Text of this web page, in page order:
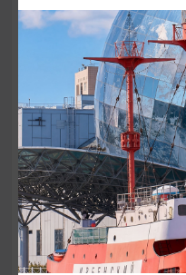
косы»
01.02.2026 -
Куршская коса
ОТ 2500₽